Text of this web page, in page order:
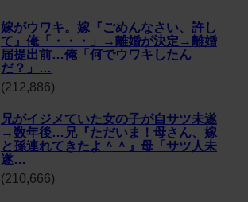
嫁がウワキ。嫁『ごめんなさい、許し
て』俺「・・・」→離婚が決定→離婚
届提出前…俺「何でウワキしたん
だ？」…
(212,886)
兄がイジメていた女の子が自サツ未遂
→数年後…兄『ただいま！母さん、嫁
と孫連れてきたよ＾＾』母「サツ人未
遂…
(210,666)